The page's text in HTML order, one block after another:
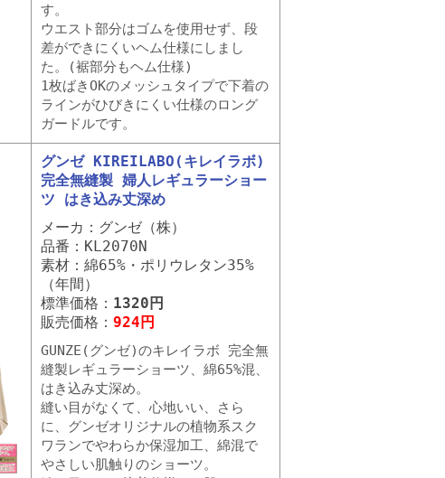
す。
ウエスト部分はゴムを使用せず、段
差ができにくいヘム仕様にしまし
た。(裾部分もヘム仕様)
1枚ばきOKのメッシュタイプで下着の
ラインがひびきにくい仕様のロング
ガードルです。
グンゼ KIREILABO(キレイラボ)
完全無縫製 婦人レギュラーショー
ツ はき込み丈深め
メーカ：グンゼ（株）
品番：KL2070N
素材：綿65%・ポリウレタン35%
（年間）
標準価格： 1320円
販売価格： 924円
GUNZE(グンゼ)のキレイラボ 完全無
縫製レギュラーショーツ、綿65%混、
はき込み丈深め。
縫い目がなくて、心地いい、さら
に、グンゼオリジナルの植物系スク
ワランでやわらか保湿加工、綿混で
やさしい肌触りのショーツ。